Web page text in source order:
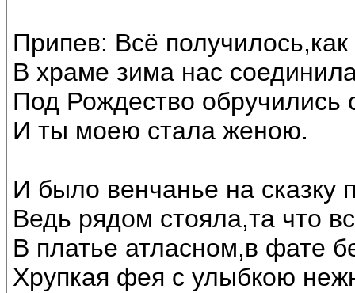
Припев: Всё
В храме зима нас
Под Рождество обручились
И ты моею стала женою.
И было венчанье на сказку
Ведь рядом стояла,та что
В платье атласном,в фате
Хрупкая фея с улыбкою